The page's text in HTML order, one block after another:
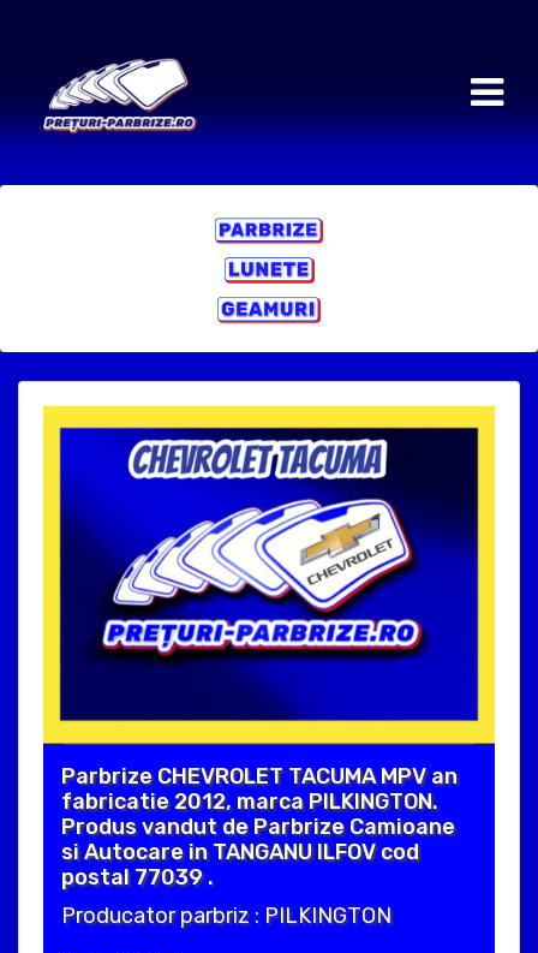
Parbrize CHEVROLET TACUMA MPV an
fabricatie 2012, marca PILKINGTON.
Produs vandut de Parbrize Camioane
si Autocare in TANGANU ILFOV cod
postal 77039 .
Producator parbriz : PILKINGTON